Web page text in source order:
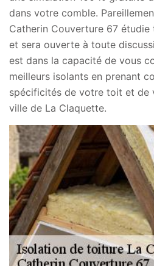
dans votre comble.
Catherin Couverture 67
et sera ouverte à toute
est dans la capacité de vous
meilleurs isolants en prenant
spécificités de votre toit et de
ville de La Claquette.